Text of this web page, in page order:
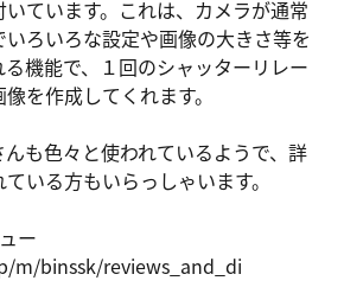
ています。これは、カメラが通常
ろいろな設定や画像の大きさ等を
機能で、１回のシャッターリレー
を作成してくれます。
も色々と使われているようで、詳
いる方もいらっしゃいます。
ー
m/binssk/reviews_and_di